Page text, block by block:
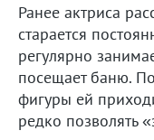
Ранее актриса
старается
регулярно
посещает баню.
фигуры ей
редко позволять